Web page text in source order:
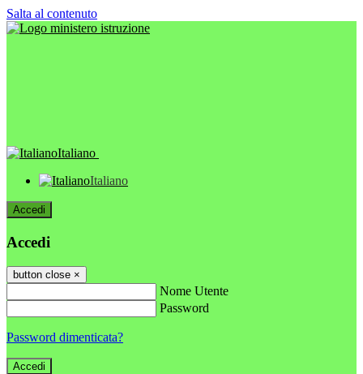
Salta al contenuto
Italiano
Italiano
Accedi
Accedi
button close ×
Nome Utente
Password
Password dimenticata?